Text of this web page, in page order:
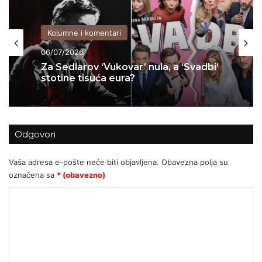
Kolumne i komentari
06/07/2026
Za Sedlarov ‘Vukovar’ nula, a ‘Svadbi’
stotine tisuća eura?
Odgovori
Vaša adresa e-pošte neće biti objavljena. Obavezna polja su
označena sa * (obavezno)